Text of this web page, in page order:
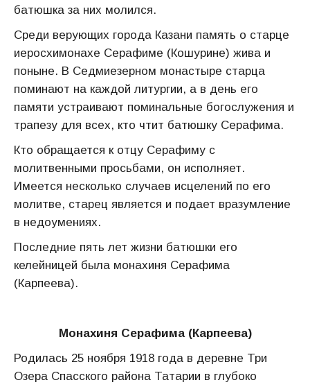
батюшка за них молился.
Среди верующих города Казани память о старце
иеросхимонахе Серафиме (Кошурине) жива и
поныне. В Седмиезерном монастыре старца
поминают на каждой литургии, а в день его
памяти устраивают поминальные богослужения и
трапезу для всех, кто чтит батюшку Серафима.
Кто обращается к отцу Серафиму с
молитвенными просьбами, он исполняет.
Имеется несколько случаев исцелений по его
молитве, старец является и подает вразумление
в недоумениях.
Последние пять лет жизни батюшки его
келейницей была монахиня Серафима
(Карпеева).
Монахиня Серафима (Карпеева)
Родилась 25 ноября 1918 года в деревне Три
Озера Спасского района Татарии в глубоко